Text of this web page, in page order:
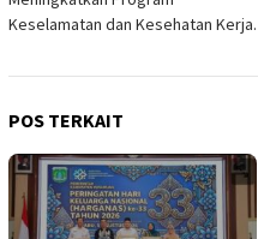
Keselamatan dan Kesehatan Kerja.
POS TERKAIT